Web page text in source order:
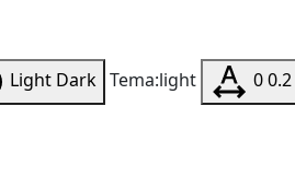
Light Dark Tema:light 00.2